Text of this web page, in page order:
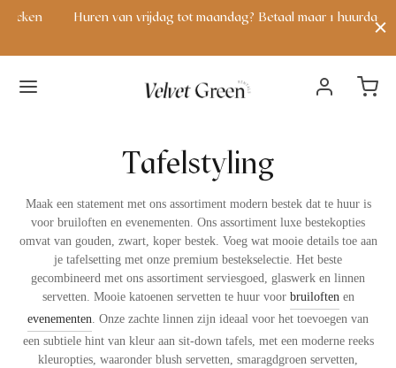
Huren van vrijdag tot maandag? Betaal maar 1 huurdag!
Tafelstyling
Maak een statement met ons assortiment modern bestek dat te huur is
voor bruiloften en evenementen. Ons assortiment luxe bestekopties
omvat van gouden, zwart, koper bestek. Voeg wat mooie details toe aan
je tafelsetting met onze premium bestekselectie. Het beste
gecombineerd met ons assortiment serviesgoed, glaswerk en linnen
servetten. Mooie katoenen servetten te huur voor bruiloftenen
evenementen. Onze zachte linnen zijn ideaal voor het toevoegen van
een subtiele hint van kleur aan sit-down tafels, met een moderne reeks
kleuropties, waaronder blush servetten, smaragdgroen servetten,
& receptie
& frames
producten
arrivals
& lopers
& RECEPTIE
/ spreekstoel
& FRAMES
& backdrops& waxinehouders
en naamkaarthouders
& lopers
& fauteuils
& zitkussens
lichtletters
& BIJZETTAFELS
the look
ons